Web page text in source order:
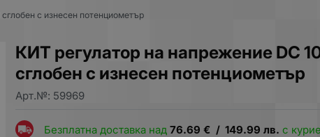
с изнесен потенциометър
КИТ регулатор на напрежение DC
сглобен с изнесен потенциометър
Арт.№: 59969
Безплатна доставка над76.69 € / 149.99 лв. с